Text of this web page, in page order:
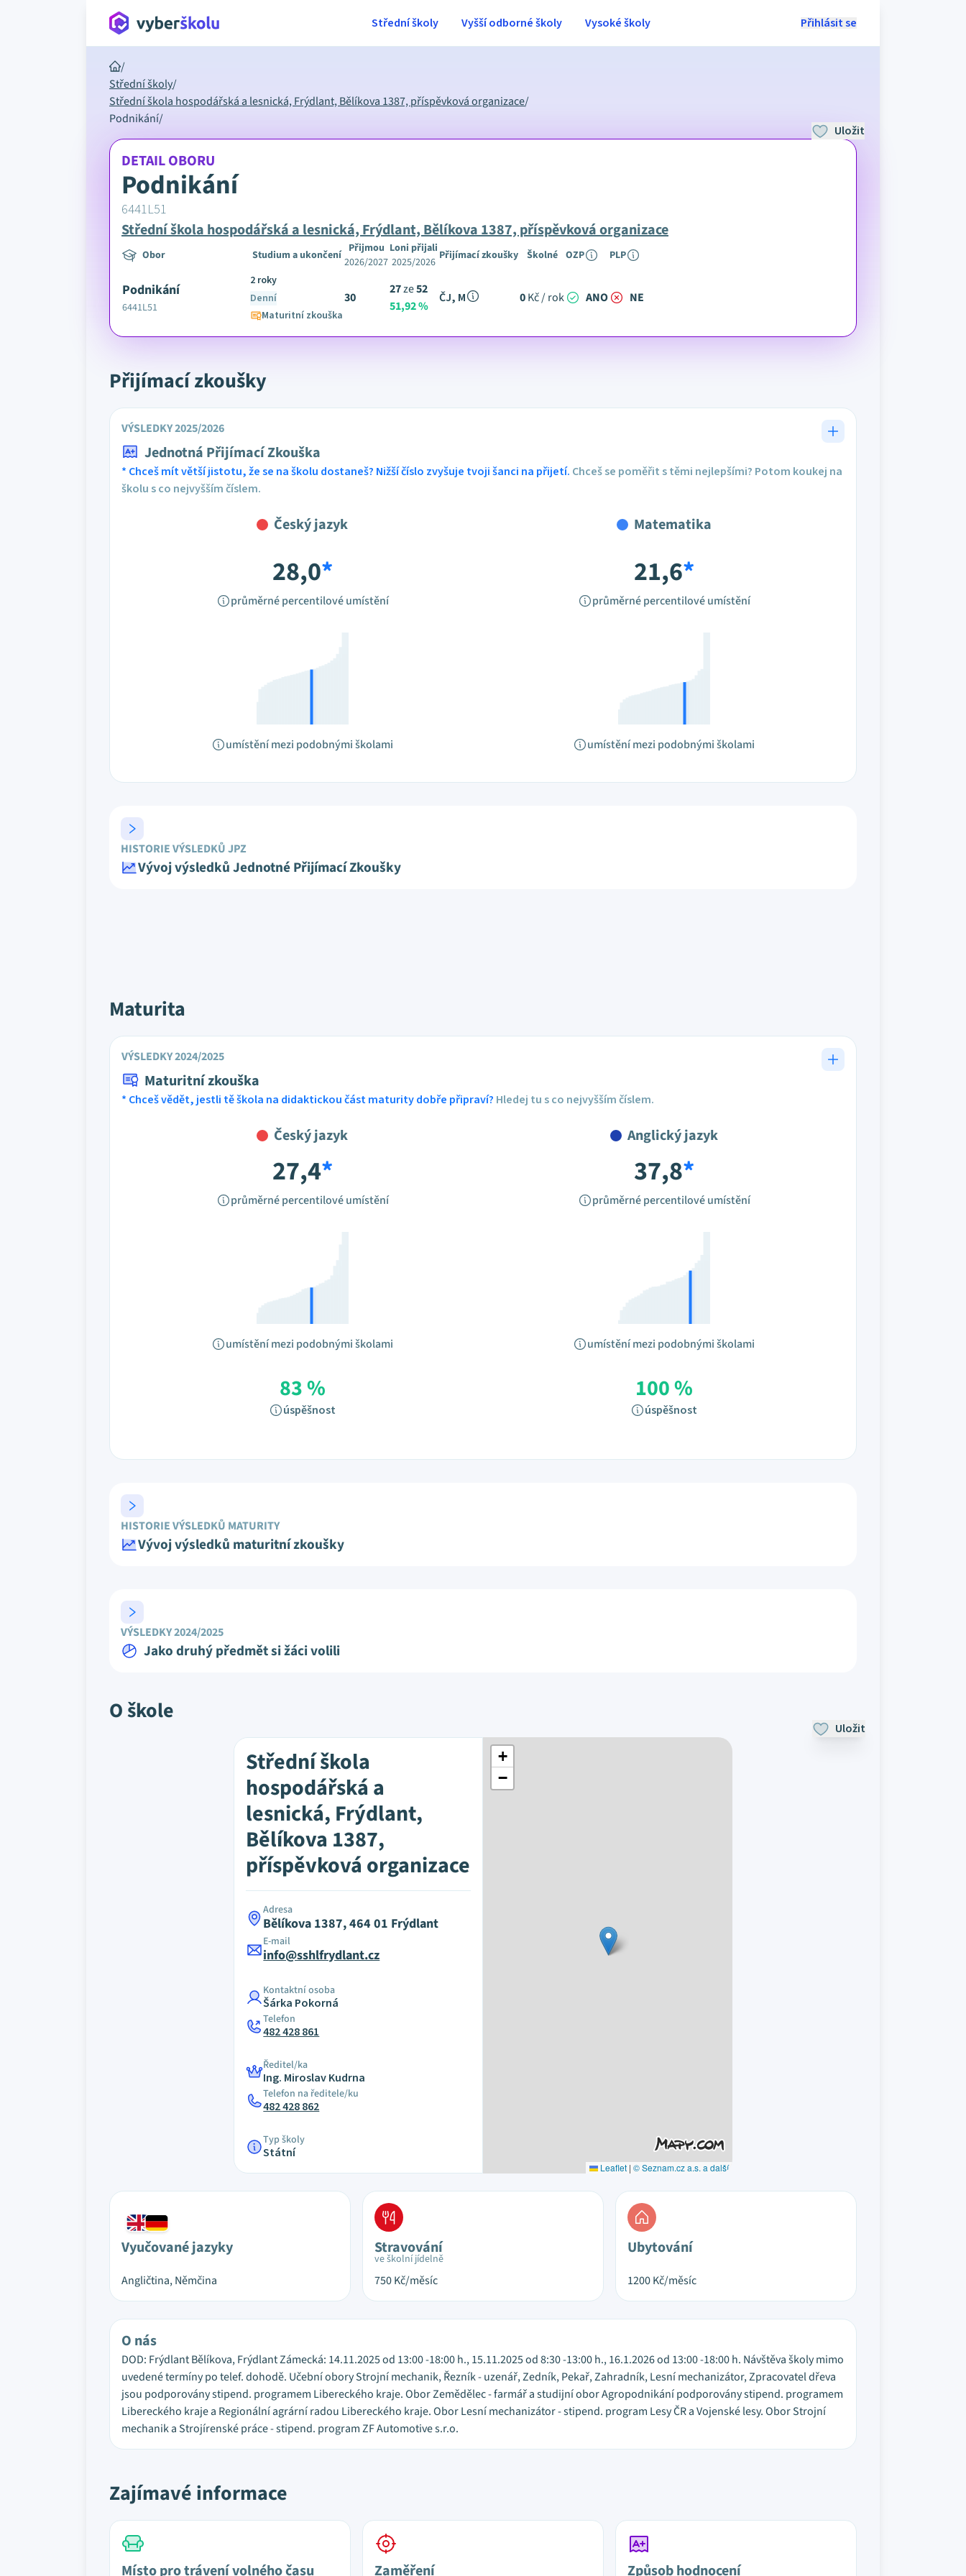
Přihlásit se
Střední školy Vyšší odborné školy Vysoké školy
/
Střední školy/
Střední škola hospodářská a lesnická, Frýdlant, Bělíkova 1387, příspěvková organizace/
Podnikání/
DETAIL OBORU
Podnikání
6441L51
Střední škola hospodářská a lesnická, Frýdlant, Bělíkova 1387, příspěvková organizace
Obor Studium a ukončení Přijmou
2026/2027
Loni přijali
2025/2026 Přijímací zkoušky Školné OZP PLP
Podnikání
6441L51
2 roky
Denní
Maturitní zkouška
30
27ze52
51,92 %
ČJ, M 0Kč / rok ANO NE
Uložit
Přijímací zkoušky
VÝSLEDKY 2025/2026
Jednotná Přijímací Zkouška
* Chceš mít větší jistotu, že se na školu dostaneš? Nižší číslo zvyšuje tvoji šanci na přijetí. Chceš se poměřit s těmi nejlepšími? Potom koukej na
školu s co nejvyšším číslem.
Český jazyk
28,0*
průměrné percentilové umístění
umístění mezi podobnými školami
Matematika
21,6*
průměrné percentilové umístění
umístění mezi podobnými školami
HISTORIE VÝSLEDKŮ JPZ
Vývoj výsledků Jednotné Přijímací Zkoušky
Maturita
VÝSLEDKY 2024/2025
Maturitní zkouška
* Chceš vědět, jestli tě škola na didaktickou část maturity dobře připraví? Hledej tu s co nejvyšším číslem.
Český jazyk
27,4*
průměrné percentilové umístění
umístění mezi podobnými školami
83 %
úspěšnost
Anglický jazyk
37,8*
průměrné percentilové umístění
umístění mezi podobnými školami
100 %
úspěšnost
HISTORIE VÝSLEDKŮ MATURITY
Vývoj výsledků maturitní zkoušky
VÝSLEDKY 2024/2025
Jako druhý předmět si žáci volili
O škole
Uložit
Střední škola
hospodářská a
lesnická, Frýdlant,
Bělíkova 1387,
příspěvková organizace
Adresa
Bělíkova 1387, 464 01 Frýdlant
E-mail
info@sshlfrydlant.cz
Kontaktní osoba
Šárka Pokorná
Telefon
482 428 861
Ředitel/ka
Ing. Miroslav Kudrna
Telefon na ředitele/ku
482 428 862
Typ školy
Státní
+
−
Leaflet | © Seznam.cz a.s. a další
Vyučované jazyky
Angličtina, Němčina
Stravování
ve školní jídelně
750Kč/měsíc
Ubytování
1200Kč/měsíc
O nás
DOD: Frýdlant Bělíkova, Frýdlant Zámecká: 14.11.2025 od 13:00 -18:00 h., 15.11.2025 od 8:30 -13:00 h., 16.1.2026 od 13:00 -18:00 h. Návštěva školy mimo
uvedené termíny po telef. dohodě. Učební obory Strojní mechanik, Řezník - uzenář, Zedník, Pekař, Zahradník, Lesní mechanizátor, Zpracovatel dřeva
jsou podporovány stipend. programem Libereckého kraje. Obor Zemědělec - farmář a studijní obor Agropodnikání podporovány stipend. programem
Libereckého kraje a Regionální agrární radou Libereckého kraje. Obor Lesní mechanizátor - stipend. program Lesy ČR a Vojenské lesy. Obor Strojní
mechanik a Strojírenské práce - stipend. program ZF Automotive s.r.o.
Zajímavé informace
Místo pro trávení volného času Zaměření Způsob hodnocení